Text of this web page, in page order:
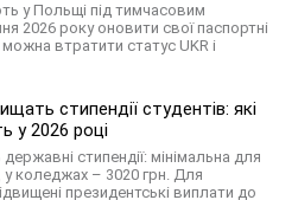
у Польщі під тимчасовим
2026 року оновити свої паспортні
втратити статус UKR і
стипендії студентів: які
у 2026 році
стипендії: мінімальна для
коледжах – 3020 грн. Для
президентські виплати до